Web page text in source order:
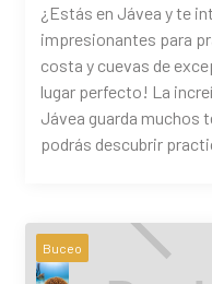
¿Estás en Jávea y te
impresionantes para
costa y cuevas de
lugar perfecto! La
Jávea guarda muchos
podrás descubrir
Buceo